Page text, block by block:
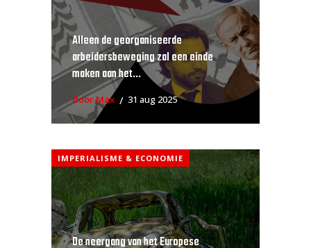
Alleen de georganiseerde
arbeidersbeweging zal een einde
maken aan het...
door Max 31 aug 2025
IMPERIALISME & ECONOMIE
De neergang van het Europese